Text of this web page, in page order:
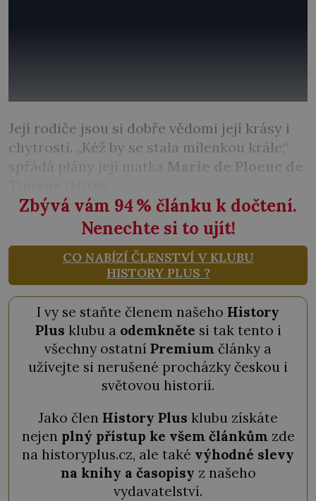
Její rodiče jsou si dobře vědomi její krásy i
chytrosti. „Kéž by se stala milenkou krále,“
spřádá plány její matka Marie de Ploeuc de
Zbývá vám 94% článku k dočtení.
Nenechte si to ujít!
CO NABÍZÍ ČLENSTVÍ V KLUBU
HISTORY PLUS ?
I vy se staňte členem našeho History
Plus klubu a odemkněte si tak tento i
všechny ostatní Premium články a
užívejte si nerušené procházky českou i
světovou historií.
Jako člen History Plus klubu získáte
nejen plný přístup ke všem článkůmzde
na historyplus.cz, ale také výhodné slevy
na knihy a časopisy z našeho
vydavatelství.